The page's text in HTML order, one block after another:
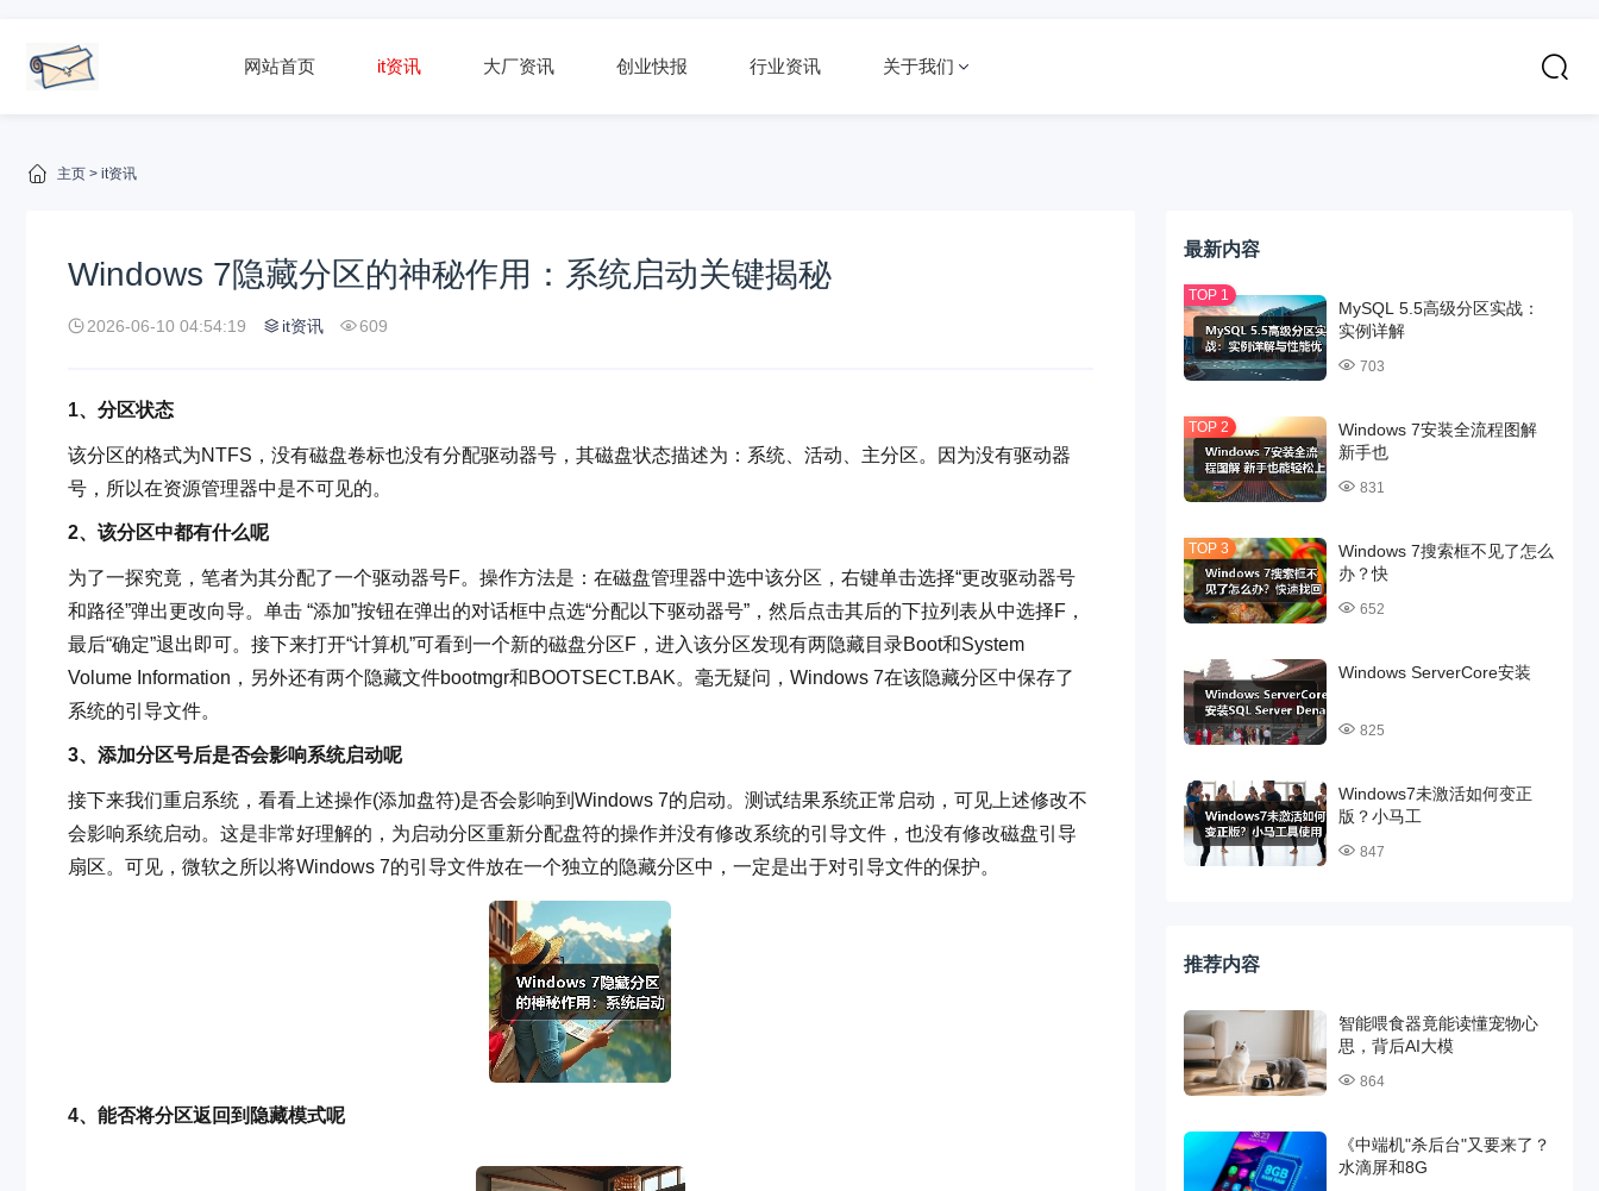
网站首页 it资讯 大厂资讯 创业快报 行业资讯 关于我们
主页 > it资讯
Windows 7隐藏分区的神秘作用：系统启动关键揭秘
2026-06-10 04:54:19 it资讯 609
1、分区状态
该分区的格式为NTFS，没有磁盘卷标也没有分配驱动器号，其磁盘状态描述为：系统、活动、主分区。因为没有驱动器
号，所以在资源管理器中是不可见的。
2、该分区中都有什么呢
为了一探究竟，笔者为其分配了一个驱动器号F。操作方法是：在磁盘管理器中选中该分区，右键单击选择“更改驱动器号
和路径”弹出更改向导。单击 “添加”按钮在弹出的对话框中点选“分配以下驱动器号”，然后点击其后的下拉列表从中选择F，
最后“确定”退出即可。接下来打开“计算机”可看到一个新的磁盘分区F，进入该分区发现有两隐藏目录Boot和System
Volume Information，另外还有两个隐藏文件bootmgr和BOOTSECT.BAK。毫无疑问，Windows 7在该隐藏分区中保存了
系统的引导文件。
3、添加分区号后是否会影响系统启动呢
接下来我们重启系统，看看上述操作(添加盘符)是否会影响到Windows 7的启动。测试结果系统正常启动，可见上述修改不
会影响系统启动。这是非常好理解的，为启动分区重新分配盘符的操作并没有修改系统的引导文件，也没有修改磁盘引导
扇区。可见，微软之所以将Windows 7的引导文件放在一个独立的隐藏分区中，一定是出于对引导文件的保护。
4、能否将分区返回到隐藏模式呢
最新内容
MySQL 5.5高级分区实战：
实例详解
703
Windows 7安装全流程图解
新手也
831
Windows 7搜索框不见了怎么
办？快
652
Windows ServerCore安装
825
Windows7未激活如何变正
版？小马工
847
推荐内容
智能喂食器竟能读懂宠物心
思，背后AI大模
864
《中端机"杀后台"又要来了？
水滴屏和8G